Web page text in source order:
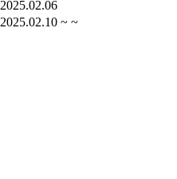
2025.02.06
2025.02.10 ~ ~